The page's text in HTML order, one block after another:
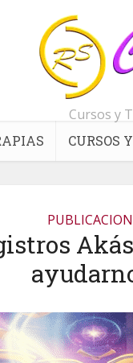
Cursos y
CURSOS